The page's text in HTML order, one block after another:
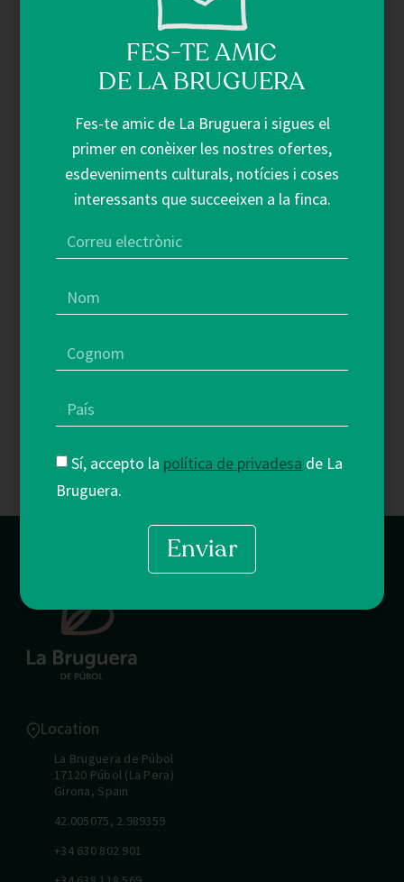
+ Veure més
Location
La Bruguera de Púbol
17120 Púbol (La Pera)
Girona, Spain
42.005075, 2.989359
+34 630 802 901
FES-TE AMIC
DE LA BRUGUERA
Fes-te amic de La Bruguera i sigues el
primer en conèixer les nostres ofertes,
esdeveniments culturals, notícies i coses
interessants que succeeixen a la finca.
Sí, accepto la política de privadesa de La
Bruguera.
Enviar